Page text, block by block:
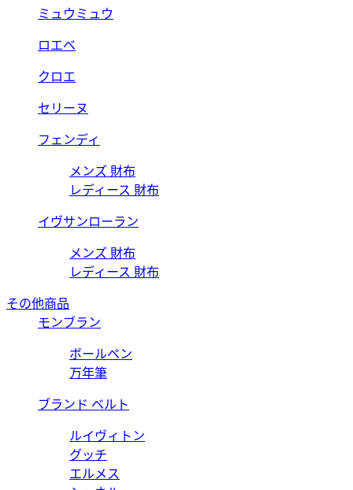
ミュウミュウ
ロエベ
クロエ
セリーヌ
フェンディ
メンズ 財布
レディース 財布
イヴサンローラン
メンズ 財布
レディース 財布
その他商品
モンブラン
ボールペン
万年筆
ブランド ベルト
ルイヴィトン
グッチ
エルメス